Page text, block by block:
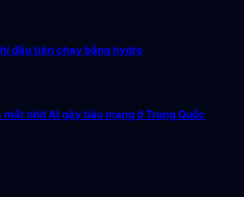
đầu tiên chạy bằng hydro
nhờ AI gây bão mạng ở Trung Quốc